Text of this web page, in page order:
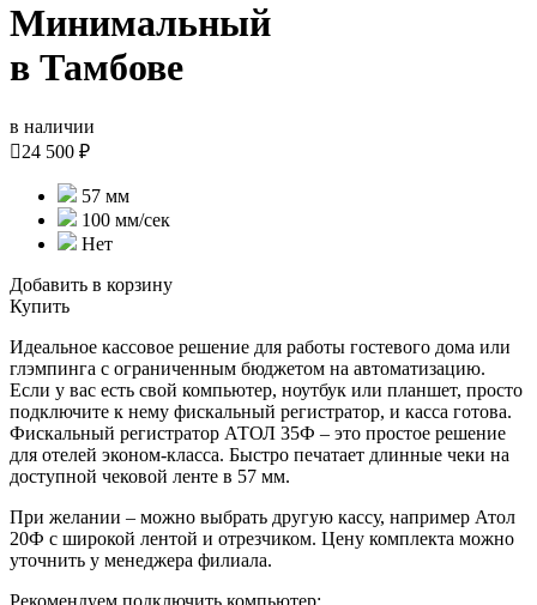
Минимальный
в Тамбове
в наличии
24 500 ₽
57 мм
100 мм/сек
Нет
Добавить в корзину
Купить
Идеальное кассовое решение для работы гостевого дома или
глэмпинга с ограниченным бюджетом на автоматизацию.
Если у вас есть свой компьютер, ноутбук или планшет, просто
подключите к нему фискальный регистратор, и касса готова.
Фискальный регистратор АТОЛ 35Ф – это простое решение
для отелей эконом-класса. Быстро печатает длинные чеки на
доступной чековой ленте в 57 мм.
При желании – можно выбрать другую кассу, например Атол
20Ф с широкой лентой и отрезчиком. Цену комплекта можно
уточнить у менеджера филиала.
Рекомендуем подключить компьютер: